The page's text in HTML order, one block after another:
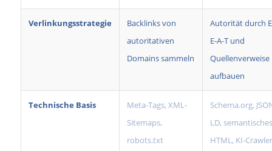
Verlinkungsstrategie
Backlinks von
autoritativen
Domains sammeln
Autorität durch
E-A-T und
Quellenverweise
aufbauen
Technische Basis
Meta-Tags, XML-
Sitemaps,
robots.txt
Schema.org,
LD, semantisches
HTML, KI-